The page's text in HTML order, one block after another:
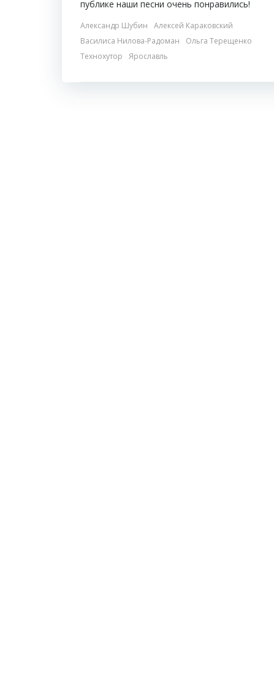
публике наши песни очень понравились!
Александр Шубин
Алексей Караковский
Василиса Нилова-Радоман
Ольга Терещенко
Технохутор
Ярославль